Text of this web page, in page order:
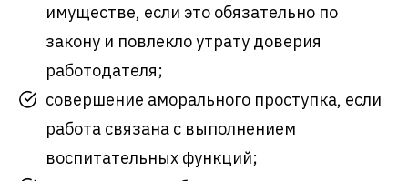
имуществе, если это обязательно по
закону и повлекло утрату доверия
работодателя;
совершение аморального проступка, если
работа связана с выполнением
воспитательных функций;